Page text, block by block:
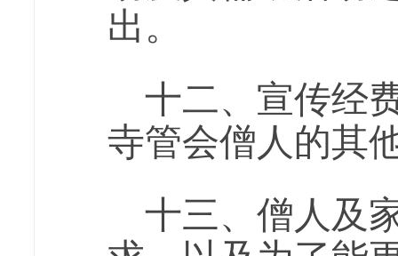
出。
十二、宣传经
寺管会僧人的其
十三、僧人及